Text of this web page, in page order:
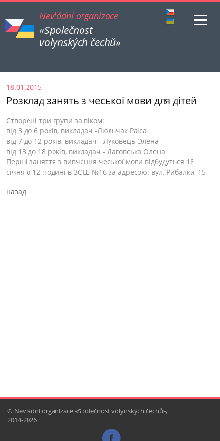
Nevládní organizace
«Společnost
volynských čechů»
18.01.2015
Розклад занять з чеської мови для дітей
Створені три групи за віком:
від 3 до 6 років, викладач -Люльчак Раіса
від 7 до 12 років, викладач - Луковець Олена
від 13 до 18 років, викладач - Лаговська Олена
Перші заняття з вивчення чеської мови відбудуться 18
січня о 12 :годині в ЗОШ №16 за адресою: вул. Рибалки, 15
назад
© Nevládní organizace «Společnost volynských čechů»,
2014-2026